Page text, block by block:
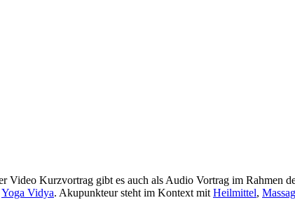
Video Kurzvortrag gibt es auch als Audio Vortrag im Rahmen
Yoga Vidya. Akupunkteur steht im Kontext mit Heilmittel,